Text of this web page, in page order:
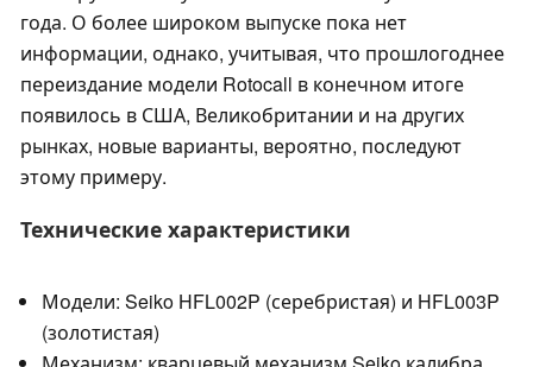
года. О более широком выпуске пока нет
информации, однако, учитывая, что прошлогоднее
переиздание модели Rotocall в конечном итоге
появилось в США, Великобритании и на других
рынках, новые варианты, вероятно, последуют
этому примеру.
Технические характеристики
Модели: Seiko HFL002P (серебристая) и HFL003P
(золотистая)